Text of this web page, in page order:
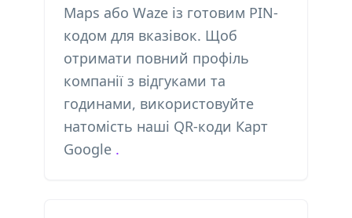
Maps або Waze із готовим PIN-
кодом для вказівок. Щоб
отримати повний профіль
компанії з відгуками та
годинами, використовуйте
натомість наші QR-коди Карт
Google .